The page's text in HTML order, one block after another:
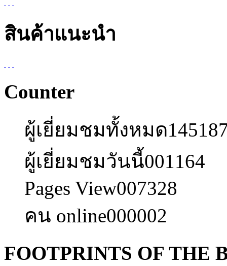
สินค้าแนะนำ
Counter
ผู้เยี่ยมชมทั้งหมด
ผู้เยี่ยมชมวันนี้001164
Pages View007328
คน online000002
FOOTPRINTS OF THE